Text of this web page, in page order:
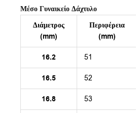
Μέσο Γυναικείο Δάχτυλο
Διάμετρος
(mm)
Περιφέρεια
(mm)
16.2 51
16.5 52
16.8 53